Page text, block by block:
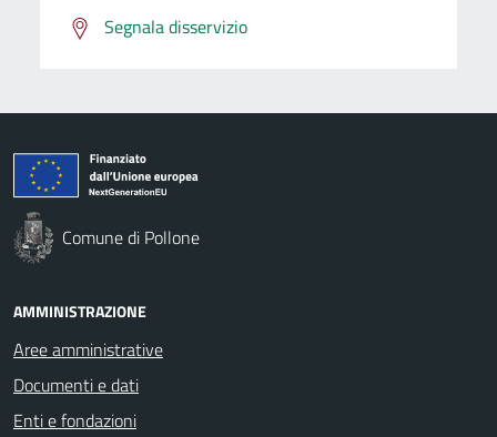
Segnala disservizio
Comune di Pollone
AMMINISTRAZIONE
Aree amministrative
Documenti e dati
Enti e fondazioni